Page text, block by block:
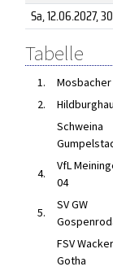
Sa, 12.06.2027, 30
Tabelle
1. Mosbacher
2.
Schweina
4.
VfL
04
5.
SV GW
FSV
Gotha